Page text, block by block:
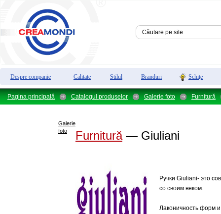
Despre companie Calitate Stilul Branduri Schiţe
Pagina principală Catalogul produselor Galerie foto Furnitură
Galerie
foto
Furnitură— Giuliani
Ручки Giuliani- это
со своим веком.
Лаконичность форм